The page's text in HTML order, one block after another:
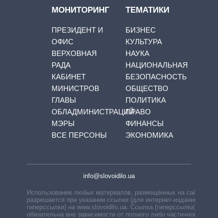
МОНИТОРИНГ
ПРЕЗИДЕНТ И
ОФИС
ВЕРХОВНАЯ
РАДА
КАБИНЕТ
МИНИСТРОВ
ГЛАВЫ
ОБЛАДМИНИСТРАЦИЙ
МЭРЫ
ВСЕ ПЕРСОНЫ
ТЕМАТИКИ
БИЗНЕС
КУЛЬТУРА
НАУКА
НАЦИОНАЛЬНАЯ
БЕЗОПАСНОСТЬ
ОБЩЕСТВО
ПОЛИТИКА
ПРАВО
ФИНАНСЫ
ЭКОНОМИКА
info@slovoidilo.ua
Использование любых материалов, размещённых на сайте,
разрешается при указании ссылки (для интернет-изданий —
гиперссылки) на www.slovoidilo.ua. Ссылка (гиперссылка)
обязательна вне зависимости от полного либо частичного